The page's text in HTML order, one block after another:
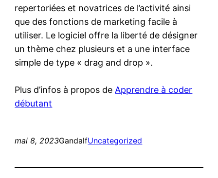
repertoriées et novatrices de l’activité ainsi
que des fonctions de marketing facile à
utiliser. Le logiciel offre la liberté de désigner
un thème chez plusieurs et a une interface
simple de type « drag and drop ».
Plus d’infos à propos de Apprendre à coder
débutant
mai 8, 2023GandalfUncategorized